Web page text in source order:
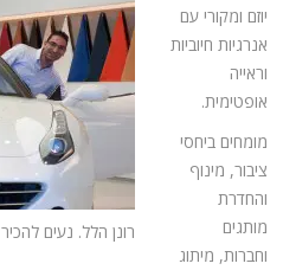
רונן הלל. נעים להכיר
יוזם ומקורי עם
אנרגיות חיוביות
וראייה
אופטימית.
מומחים ביחסי
ציבור, מינוף
והחדרת
מותגים
וחברות, מיתוג